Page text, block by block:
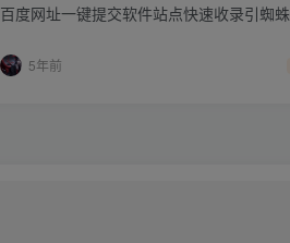
百度网址一键提交软件站点快速收录引蜘蛛
5年前